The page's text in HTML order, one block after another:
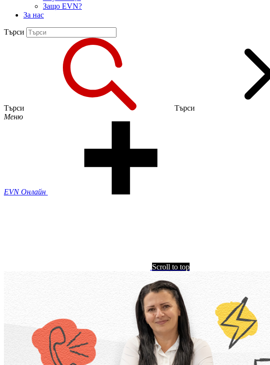
Защо EVN?
За нас
Търси
Търси
Търси
Меню
EVN Онлайн
Scroll to top